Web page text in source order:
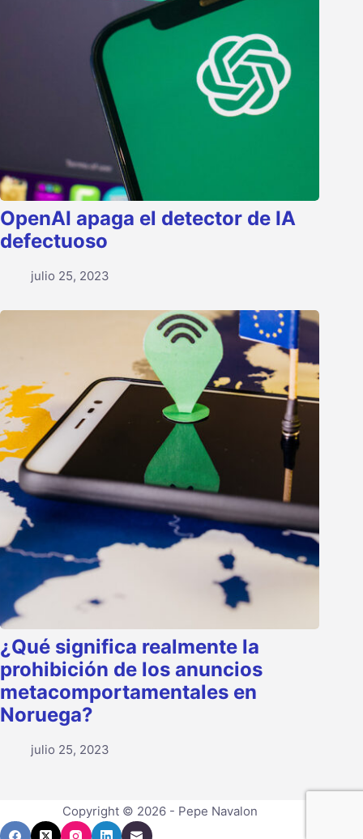
OpenAI apaga el detector de IA
defectuoso
julio 25, 2023
¿Qué significa realmente la
prohibición de los anuncios
metacomportamentales en
Noruega?
julio 25, 2023
Copyright © 2026 - Pepe Navalon